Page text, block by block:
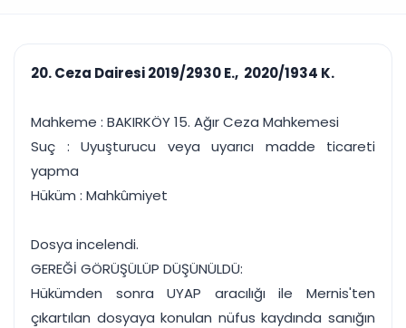
Duruşma ve görev
takvimi
Bildirim
Süreleri asla kaçırmayın
takibi
rapor
Tek panelde uçtan uca yönetim
UYAP & UETS entegrasyonundan finansa, hepsi bir arada.
20. Ceza Dairesi 2019/2930 E., 2020/1934 K.
Mahkeme : BAKIRKÖY 15. Ağır Ceza Mahkemesi
Suç : Uyuşturucu veya uyarıcı madde ticareti
yapma
Hüküm : Mahkûmiyet
Dosya incelendi.
GEREĞİ GÖRÜŞÜLÜP DÜŞÜNÜLDÜ:
Hükümden sonra UYAP aracılığı ile Mernis'ten
çıkartılan dosyaya konulan nüfus kaydında sanığın